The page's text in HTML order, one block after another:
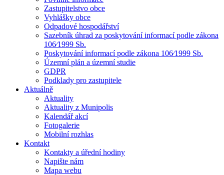
Zastupitelstvo obce
Vyhlášky obce
Odpadové hospodářství
Sazebník úhrad za poskytování informací podle zákona
106⁄1999 Sb.
Poskytování informací podle zákona 106⁄1999 Sb.
Územní plán a územní studie
GDPR
Podklady pro zastupitele
Aktuálně
Aktuality
Aktuality z Munipolis
Kalendář akcí
Fotogalerie
Mobilní rozhlas
Kontakt
Kontakty a úřední hodiny
Napište nám
Mapa webu